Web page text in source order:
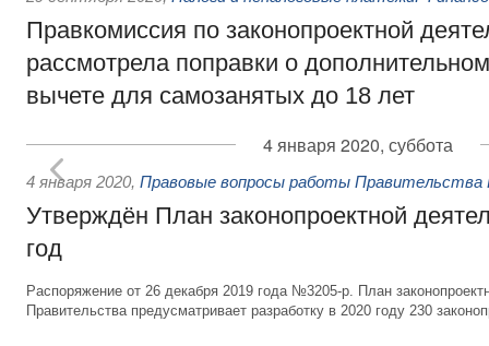
Правкомиссия по законопроектной
рассмотрела поправки о
вычете для самозанятых до 18 лет
4 января 2020, суббота
4 января 2020, Правовые вопросы работы Правительства
Утверждён План законопроектной
год
Распоряжение от 26 декабря 2019 года №3205-р. План
Правительства предусматривает разработку в 2020 году 230